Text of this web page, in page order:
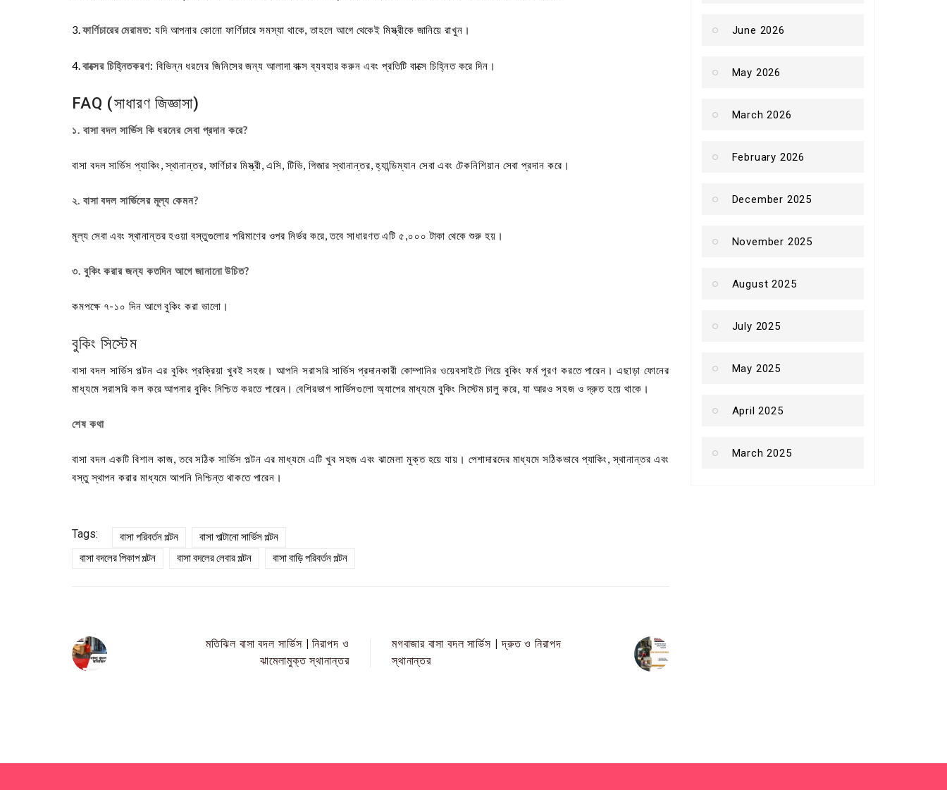
ফার্ণিচারের মেরামত: যদি আপনার কোনো ফার্ণিচারে সমস্যা থাকে, তাহলে আগে থেকেই মিস্ত্রীকে জানিয়ে রাখুন।
বাক্সের চিহ্নিতকরণ: বিভিন্ন ধরনের জিনিসের জন্য আলাদা বাক্স ব্যবহার করুন এবং প্রতিটি বাক্সে চিহ্নিত করে দিন।
FAQ (সাধারণ জিজ্ঞাসা)
১. বাসা বদল সার্ভিস কি ধরনের সেবা প্রদান করে?
বাসা বদল সার্ভিস প্যাকিং, স্থানান্তর, ফার্ণিচার মিস্ত্রী, এসি, টিভি, গিজার স্থানান্তর, হ্যান্ডিম্যান সেবা এবং টেকনিশিয়ান সেবা প্রদান করে।
২. বাসা বদল সার্ভিসের মূল্য কেমন?
মূল্য সেবা এবং স্থানান্তর হওয়া বস্তুগুলোর পরিমাণের ওপর নির্ভর করে, তবে সাধারণত এটি ৫,০০০ টাকা থেকে শুরু হয়।
৩. বুকিং করার জন্য কতদিন আগে জানানো উচিত?
কমপক্ষে ৭-১০ দিন আগে বুকিং করা ভালো।
বুকিং সিস্টেম
বাসা বদল সার্ভিস পল্টন এর বুকিং প্রক্রিয়া খুবই সহজ। আপনি সরাসরি সার্ভিস প্রদানকারী কোম্পানির ওয়েবসাইটে গিয়ে বুকিং ফর্ম পূরণ করতে পারেন। এছাড়া ফোনের
মাধ্যমে সরাসরি কল করে আপনার বুকিং নিশ্চিত করতে পারেন। বেশিরভাগ সার্ভিসগুলো অ্যাপের মাধ্যমে বুকিং সিস্টেম চালু করে, যা আরও সহজ ও দ্রুত হয়ে থাকে।
শেষ কথা
বাসা বদল একটি বিশাল কাজ, তবে সঠিক সার্ভিস পল্টন এর মাধ্যমে এটি খুব সহজ এবং ঝামেলা মুক্ত হয়ে যায়। পেশাদারদের মাধ্যমে সঠিকভাবে প্যাকিং, স্থানান্তর এবং
বস্তু স্থাপন করার মাধ্যমে আপনি নিশ্চিন্ত থাকতে পারেন।
Tags: বাসা পরিবর্তন পল্টন
বাসা পাল্টানো সার্ভিস পল্টন
বাসা বদলের পিকাপ পল্টন
বাসা বদলের লেবার পল্টন বাসা বাড়ি পরিবর্তন পল্টন
মতিঝিল বাসা বদল সার্ভিস | নিরাপদ ও
ঝামেলামুক্ত স্থানান্তর
মগবাজার বাসা বদল সার্ভিস | দ্রুত ও নিরাপদ
স্থানান্তর
June 2026
May 2026
March 2026
February 2026
December 2025
November 2025
August 2025
July 2025
May 2025
April 2025
March 2025